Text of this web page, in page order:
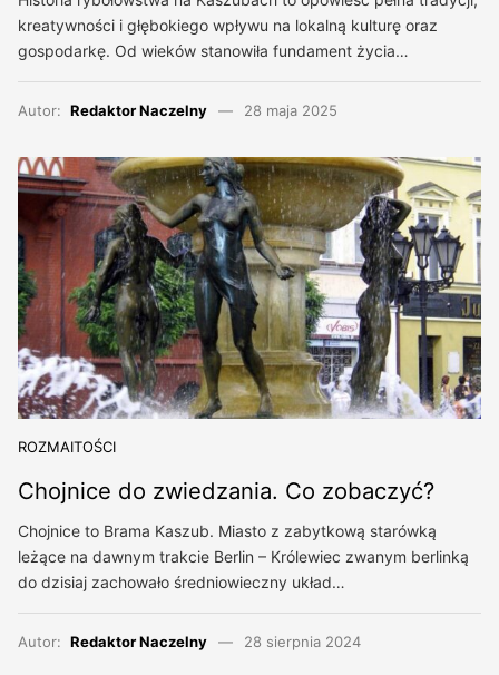
kreatywności i głębokiego wpływu na lokalną kulturę oraz
gospodarkę. Od wieków stanowiła fundament życia…
Autor: Redaktor Naczelny 28 maja 2025
ROZMAITOŚCI
Chojnice do zwiedzania. Co zobaczyć?
Chojnice to Brama Kaszub. Miasto z zabytkową starówką
leżące na dawnym trakcie Berlin – Królewiec zwanym berlinką
do dzisiaj zachowało średniowieczny układ…
Autor: Redaktor Naczelny 28 sierpnia 2024